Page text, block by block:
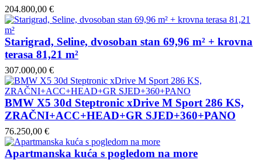
204.800,00 €
Starigrad, Seline, dvosoban stan 69,96 m² + krovna
terasa 81,21 m²
307.000,00 €
BMW X5 30d Steptronic xDrive M Sport 286 KS,
ZRAČNI+ACC+HEAD+GR SJED+360+PANO
76.250,00 €
Apartmanska kuća s pogledom na more